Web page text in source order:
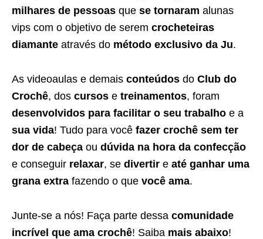
milhares de pessoas que se tornaram alunas
vips com o objetivo de serem crocheteiras
diamante através do método exclusivo da Ju.
As videoaulas e demais conteúdos do Club do
Crochê, dos cursos e treinamentos, foram
desenvolvidos para facilitar o seu trabalho e a
sua vida! Tudo para você fazer crochê sem ter
dor de cabeça ou dúvida na hora da confecção
e conseguir relaxar, se divertir e até ganhar uma
grana extra fazendo o que você ama.
Junte-se a nós! Faça parte dessa comunidade
incrível que ama crochê! Saiba mais abaixo!